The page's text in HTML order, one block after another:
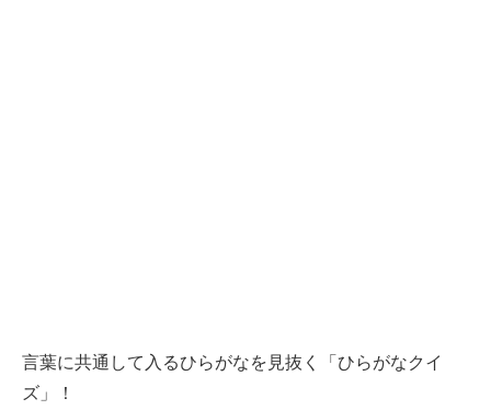
言葉に共通して入るひらがなを見抜く「ひらがなクイ
ズ」！